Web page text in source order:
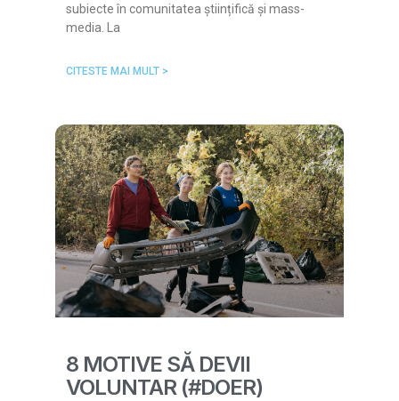
subiecte în comunitatea științifică și mass-
media. La
CITESTE MAI MULT >
8 MOTIVE SĂ DEVII
VOLUNTAR (#DOER)